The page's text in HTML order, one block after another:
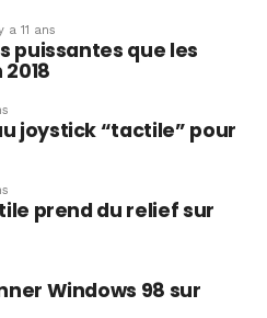
a 11 ans
puissantes que les
joystick “tactile” pour
prend du relief sur
Windows 98 sur